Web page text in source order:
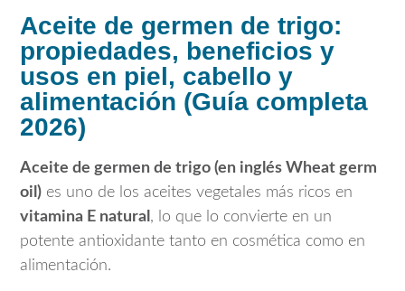
Aceite de germen de trigo:
propiedades, beneficios y
usos en piel, cabello y
alimentación (Guía completa
2026)
Aceite de germen de trigo (en inglés Wheat germ
oil) es uno de los aceites vegetales más ricos en
vitamina E natural , lo que lo convierte en un
potente antioxidante tanto en cosmética como en
alimentación.